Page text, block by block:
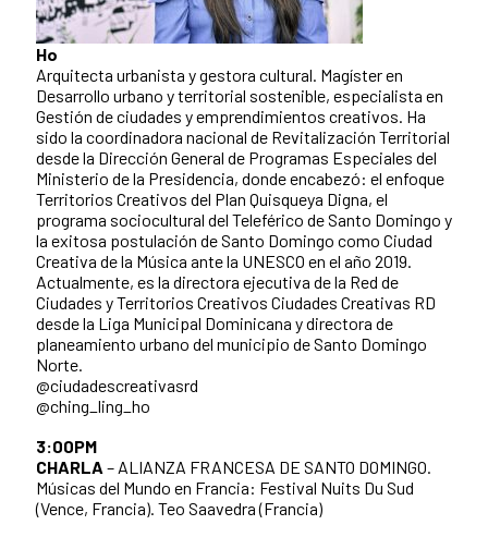
Ho
Arquitecta urbanista y gestora cultural. Magíster en
Desarrollo urbano y territorial sostenible, especialista en
Gestión de ciudades y emprendimientos creativos. Ha
sido la coordinadora nacional de Revitalización Territorial
desde la Dirección General de Programas Especiales del
Ministerio de la Presidencia, donde encabezó: el enfoque
Territorios Creativos del Plan Quisqueya Digna, el
programa sociocultural del Teleférico de Santo Domingo y
la exitosa postulación de Santo Domingo como Ciudad
Creativa de la Música ante la UNESCO en el año 2019.
Actualmente, es la directora ejecutiva de la Red de
Ciudades y Territorios Creativos Ciudades Creativas RD
desde la Liga Municipal Dominicana y directora de
planeamiento urbano del municipio de Santo Domingo
Norte.
@ciudadescreativasrd
@ching_ling_ho
3:00PM
CHARLA – ALIANZA FRANCESA DE SANTO DOMINGO.
Músicas del Mundo en Francia: Festival Nuits Du Sud
(Vence, Francia). Teo Saavedra (Francia)